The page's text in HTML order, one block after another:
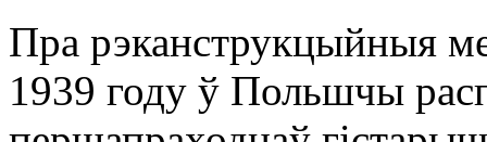
Пра рэканструкцыйныя
1939 году ў Польшчы